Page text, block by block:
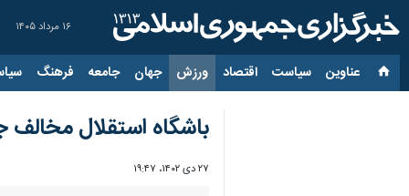
۱۶ مرداد ۱۴۰۵
عناوین‌ سیاست اقتصاد ورزش جهان جامعه فرهنگ
باشگاه استقلال مخالف
۲۷ دی ۱۴۰۲، ۱۹:۴۷